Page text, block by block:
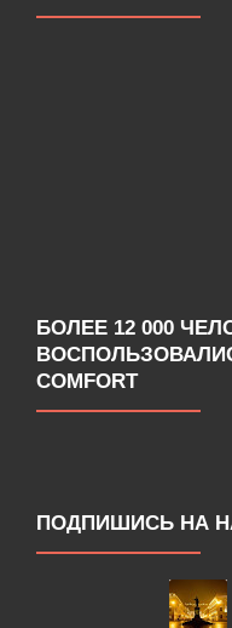
БОЛЕЕ 12 000
COMFORT
ПОДПИШИСЬ НА